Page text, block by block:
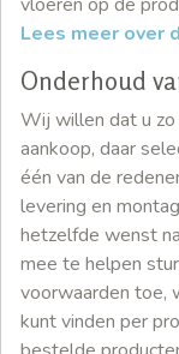
Lees meer over
Onderhoud
Wij willen dat u
aankoop, daar
één van de
levering en
hetzelfde wenst
mee te helpen
voorwaarden toe,
kunt vinden per